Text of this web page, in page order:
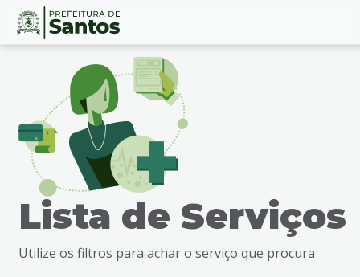
Ir
busca
Conteúdo
Lista de Serviços
Utilize os filtros para achar o serviço que procura